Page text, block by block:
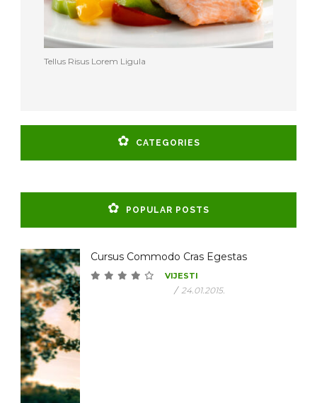
Tellus Risus Lorem Ligula
CATEGORIES
POPULAR POSTS
Cursus Commodo Cras Egestas
VIJESTI
/ 24.01.2015.